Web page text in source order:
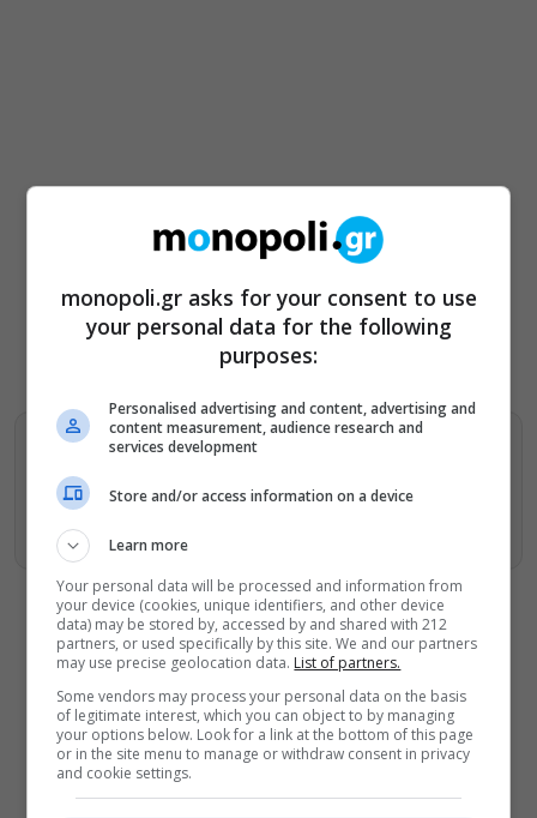
Βρείτε περισσότερα άρθρα μας στα αποτελέσματα
ΔΕΙΤΕ ΕΠΙΣΗΣ
Οι Λέξεις των Άλλων, του Μάνου
Θηραίου για 3ο χρόνο στο Θέατρο
Άβατον
monopoli.gr asks for your consent to use
your personal data for the following
purposes:
Personalised advertising and content, advertising and
content measurement, audience research and
services development
Store and/or access information on a device
Learn more
Your personal data will be processed and information from
your device (cookies, unique identifiers, and other device
data) may be stored by, accessed by and shared with 212
partners, or used specifically by this site. We and our partners
may use precise geolocation data. List of partners.
Some vendors may process your personal data on the basis
of legitimate interest, which you can object to by managing
your options below. Look for a link at the bottom of this page
or in the site menu to manage or withdraw consent in privacy
and cookie settings.